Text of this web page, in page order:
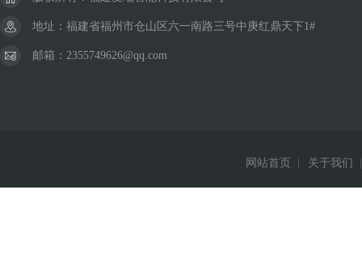
地址：福建省福州市仓山区六一南路三号中庚红鼎天下1#
邮箱：2355749626@qq.com
网站首页 关于我们